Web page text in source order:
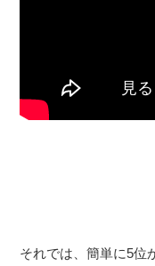
それでは、簡単に5位